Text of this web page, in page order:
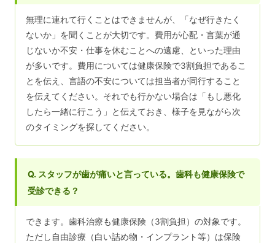
無理に連れて行くことはできませんが、「なぜ行きたく
ないか」を聞くことが大切です。費用が心配・言葉が通
じないか不安・仕事を休むことへの遠慮、といった理由
が多いです。費用については健康保険で3割負担であるこ
とを伝え、言語の不安については担当者が同行すること
を伝えてください。それでも行かない場合は「もし悪化
したら一緒に行こう」と伝えておき、様子を見ながら次
のタイミングを探してください。
Q. スタッフが歯が痛いと言っている。歯科も健康保険で
受診できる？
できます。歯科治療も健康保険（3割負担）の対象です。
ただし自由診療（白い詰め物・インプラント等）は保険